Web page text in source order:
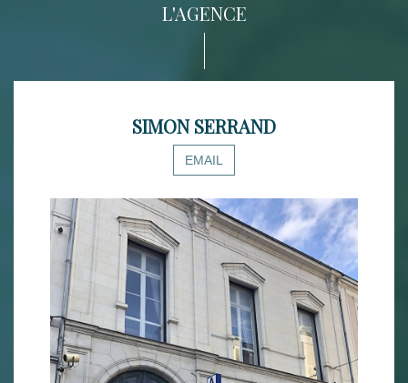
L'AGENCE
SIMON SERRAND
EMAIL